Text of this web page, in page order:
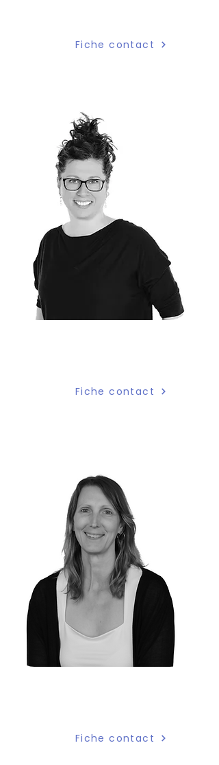
Fiche contact
Fiche contact
Fiche contact